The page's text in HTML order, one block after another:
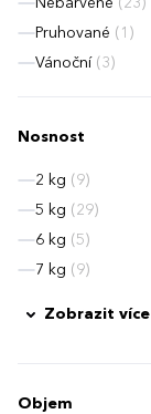
Nebarvené (23)
Pruhované (1)
Vánoční(3)
Nosnost
2 kg (9)
5 kg (29)
6 kg (5)
7 kg (9)
Zobrazit více
Objem